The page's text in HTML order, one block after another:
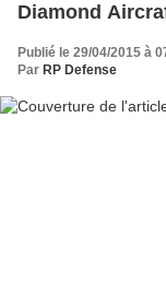
Diamond
Publié le 29/04/2015 à
Par RP Defense